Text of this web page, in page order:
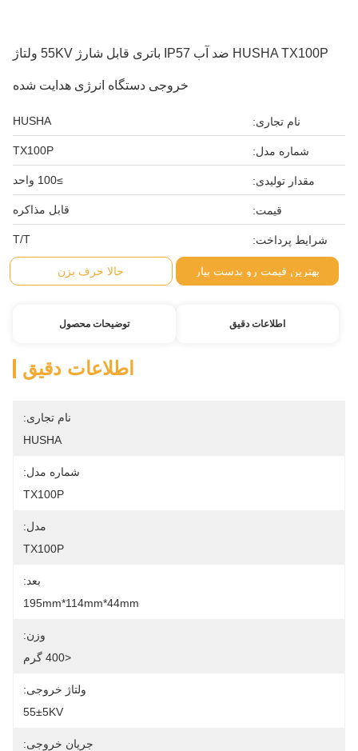
HUSHA TX100P ضد آب IP57 باتری قابل شارژ 55KV ولتاژ
خروجی دستگاه انرژی هدایت شده
نام تجاری: HUSHA
شماره مدل: TX100P
مقدار تولیدی: ≥100 واحد
قیمت: قابل مذاکره
شرایط پرداخت: T/T
بهترین قیمت رو بدست بیار حالا حرف بزن
اطلاعات دقیق توضیحات محصول
اطلاعات دقیق
نام تجاری:
HUSHA
شماره مدل:
TX100P
مدل:
TX100P
بعد:
195mm*114mm*44mm
وزن:
<400 گرم
ولتاژ خروجی:
55±5KV
جریان خروجی: